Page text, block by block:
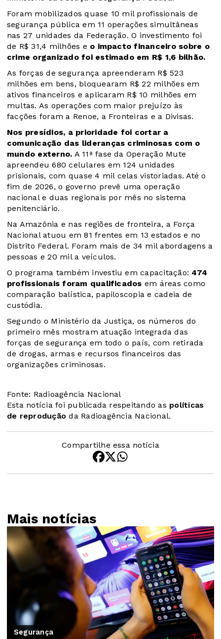
Foram mobilizados quase 10 mil profissionais de
segurança pública em 11 operações simultâneas
nas 27 unidades da Federação. O investimento foi
de R$ 31,4 milhões e o impacto financeiro sobre o
crime organizado foi estimado em R$ 1,6 bilhão.
As forças de segurança apreenderam R$ 523
milhões em bens, bloquearam R$ 22 milhões em
ativos financeiros e aplicaram R$ 10 milhões em
multas. As operações com maior prejuízo às
facções foram a Renoe, a Fronteiras e a Divisas.
Nos presídios, a prioridade foi cortar a
comunicação das lideranças criminosas com o
mundo externo. A 11ª fase da Operação Mute
apreendeu 680 celulares em 124 unidades
prisionais, com quase 4 mil celas vistoriadas. Até o
fim de 2026, o governo prevê uma operação
nacional e duas regionais por mês no sistema
penitenciário.
Na Amazônia e nas regiões de fronteira, a Força
Nacional atuou em 81 frentes em 13 estados e no
Distrito Federal. Foram mais de 34 mil abordagens a
pessoas e 20 mil a veículos.
O programa também investiu em capacitação: 474
profissionais foram qualificados em áreas como
comparação balística, papiloscopia e cadeia de
custódia.
Segundo o Ministério da Justiça, os números do
primeiro mês mostram atuação integrada das
forças de segurança em todo o país, com retirada
de drogas, armas e recursos financeiros das
organizações criminosas.
Fonte: Radioagência Nacional
Esta notícia foi publicada respeitando as políticas
de reprodução da Radioagência Nacional.
Compartilhe essa notícia
Mais notícias
Segurança